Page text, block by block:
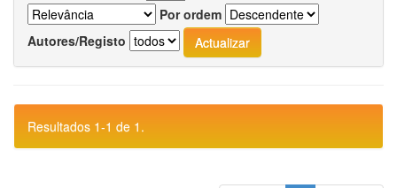
Por ordem
Autores/Registo
Resultados 1-1 de 1.